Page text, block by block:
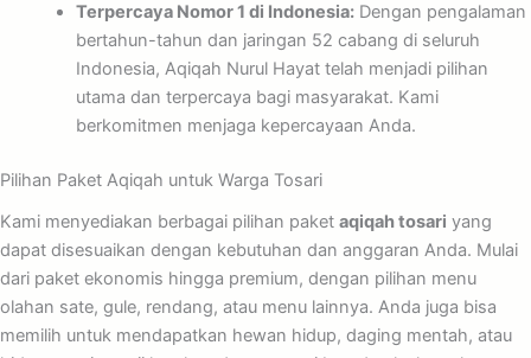
Terpercaya Nomor 1 di Indonesia:Dengan pengalaman
bertahun-tahun dan jaringan 52 cabang di seluruh
Indonesia, Aqiqah Nurul Hayat telah menjadi pilihan
utama dan terpercaya bagi masyarakat. Kami
berkomitmen menjaga kepercayaan Anda.
Pilihan Paket Aqiqah untuk Warga Tosari
Kami menyediakan berbagai pilihan paket aqiqah tosari yang
dapat disesuaikan dengan kebutuhan dan anggaran Anda. Mulai
dari paket ekonomis hingga premium, dengan pilihan menu
olahan sate, gule, rendang, atau menu lainnya. Anda juga bisa
memilih untuk mendapatkan hewan hidup, daging mentah, atau